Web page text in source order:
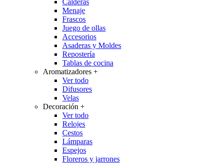
Calderas
Menaje
Frascos
Juego de ollas
Accesorios
Asaderas y Moldes
Repostería
Tablas de cocina
Aromatizadores +
Ver todo
Difusores
Velas
Decoración +
Ver todo
Relojes
Cestos
Lámparas
Espejos
Floreros y jarrones